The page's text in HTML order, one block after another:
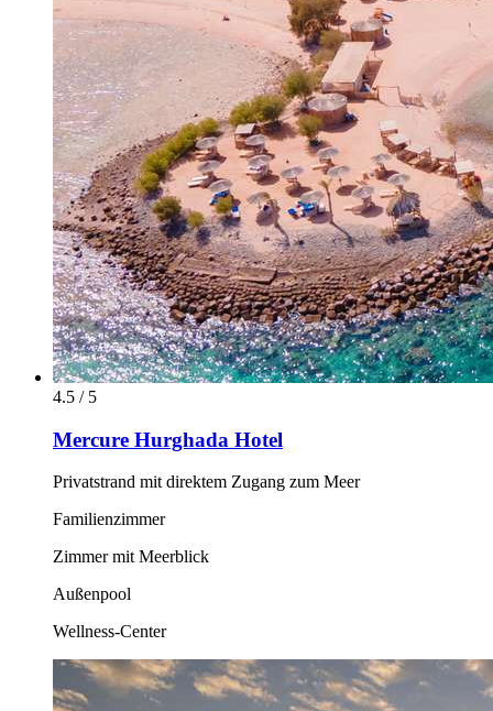
4.5 / 5
Mercure Hurghada Hotel
Privatstrand mit direktem Zugang zum Meer
Familienzimmer
Zimmer mit Meerblick
Außenpool
Wellness-Center